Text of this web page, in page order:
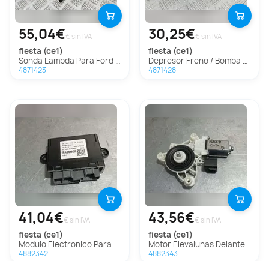
55,04€€ sin IVA
fiesta (ce1)
Sonda Lambda Para Ford Fiesta
4871423
30,25€€ sin IVA
fiesta (ce1)
Depresor Freno / Bomba Vacio Para Ford Fiesta
4871428
41,04€€ sin IVA
fiesta (ce1)
Modulo Electronico Para Ford Fiesta
4882342
43,56€€ sin IVA
fiesta (ce1)
Motor Elevalunas Delantero Derecho Para Ford Fiesta
4882343